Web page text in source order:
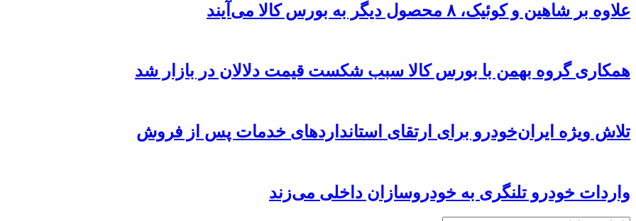
علاوه بر شاهین و کوئیک، ۸ محصول دیگر به بورس کالا می‌آیند
همکاری گروه بهمن با بورس کالا سبب شکست قیمت دلالان در بازار شد
تلاش ویژه ایران‌خودرو برای ارتقای استانداردهای خدمات پس از فروش
واردات خودرو تلنگری به خودروسازان داخلی می‌زند